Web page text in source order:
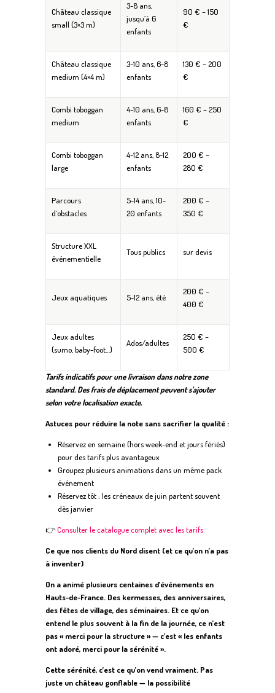
Château classique
small (3×3 m)
3-8 ans,
jusqu’à 6
enfants
90 € – 150
€
Château classique
medium (4×4 m)
3-10 ans, 6-8
enfants
130 € – 200
€
Combi toboggan
medium
4-10 ans, 6-8
enfants
160 € – 250
€
Combi toboggan
large
4-12 ans, 8-12
enfants
200 € –
280 €
Parcours
d’obstacles
5-14 ans, 10-
20 enfants
200 € –
350 €
Structure XXL
événementielle
Tous publics sur devis
Jeux aquatiques 5-12 ans, été
200 € –
400 €
Jeux adultes
(sumo, baby-foot…)
Ados/adultes
250 € –
500 €
Tarifs indicatifs pour une livraison dans notre zone
standard. Des frais de déplacement peuvent s’ajouter
selon votre localisation exacte.
Astuces pour réduire la note sans sacrifier la qualité :
Réservez en semaine (hors week-end et jours fériés)
pour des tarifs plus avantageux
Groupez plusieurs animations dans un même pack
événement
Réservez tôt : les créneaux de juin partent souvent
dès janvier
👉Consulter le catalogue complet avec les tarifs
Ce que nos clients du Nord disent (et ce qu’on n’a pas
à inventer)
On a animé plusieurs centaines d’événements en
Hauts-de-France. Des kermesses, des anniversaires,
des fêtes de village, des séminaires. Et ce qu’on
entend le plus souvent à la fin de la journée, ce n’est
pas « merci pour la structure » — c’est « les enfants
ont adoré, merci pour la sérénité ».
Cette sérénité, c’est ce qu’on vend vraiment. Pas
juste un château gonflable — la possibilité